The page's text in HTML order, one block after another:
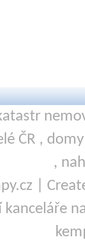
ČR ,
,
|
kanceláře